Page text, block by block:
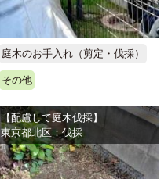
庭木のお手入れ（剪定・伐採）
その他
【配慮して庭木伐採】
東京都北区：伐採